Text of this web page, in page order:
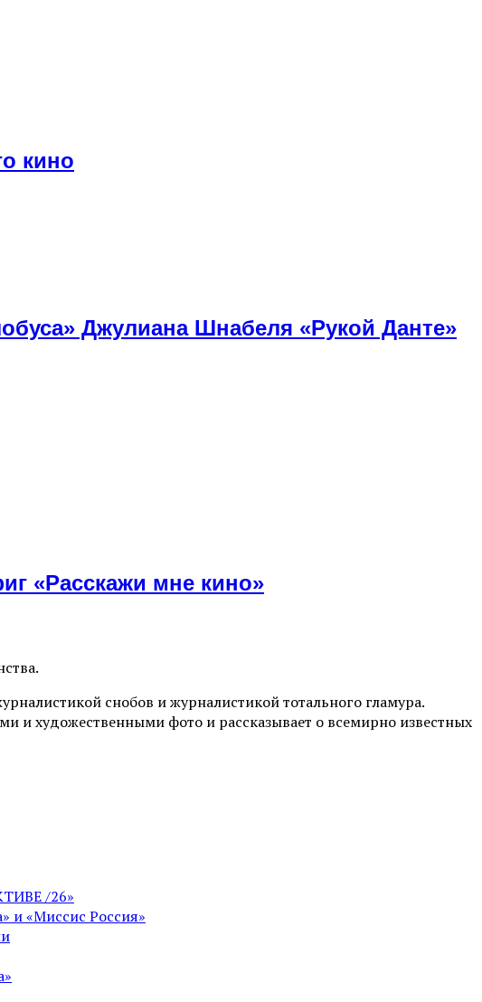
кино
Джулиана Шнабеля «Рукой Данте»
«Расскажи мне кино»
снобов и журналистикой тотального гламура.
и художественными фото и рассказывает о всемирно известных
/26»
и «Миссис Россия»